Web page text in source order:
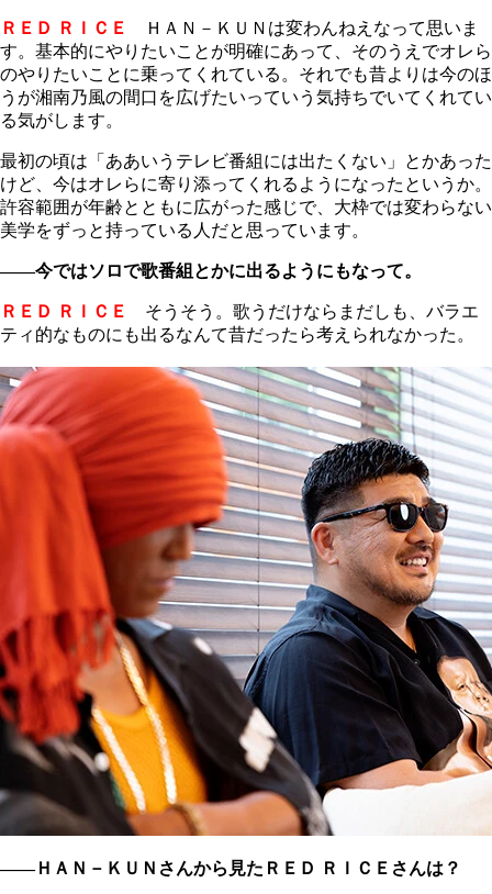
ＲＥＤ ＲＩＣＥ
ＨＡＮ－ＫＵＮは変わんねえなって思いま
す。基本的にやりたいことが明確にあって、そのうえでオレら
のやりたいことに乗ってくれている。それでも昔よりは今のほ
うが湘南乃風の間口を広げたいっていう気持ちでいてくれてい
る気がします。
最初の頃は「ああいうテレビ番組には出たくない」とかあった
けど、今はオレらに寄り添ってくれるようになったというか。
許容範囲が年齢とともに広がった感じで、大枠では変わらない
美学をずっと持っている人だと思っています。
――今ではソロで歌番組とかに出るようにもなって。
ＲＥＤ ＲＩＣＥ
そうそう。歌うだけならまだしも、バラエ
ティ的なものにも出るなんて昔だったら考えられなかった。
――ＨＡＮ－ＫＵＮさんから見たＲＥＤ ＲＩＣＥさんは？